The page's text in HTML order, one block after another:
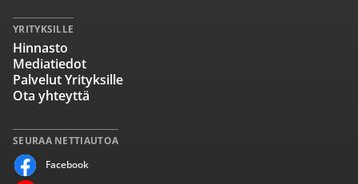
SEURAA NETTIAUTOA
Facebook
YRITYKSILLE
Hinnasto
Mediatiedot
Palvelut Yrityksille
Ota yhteyttä